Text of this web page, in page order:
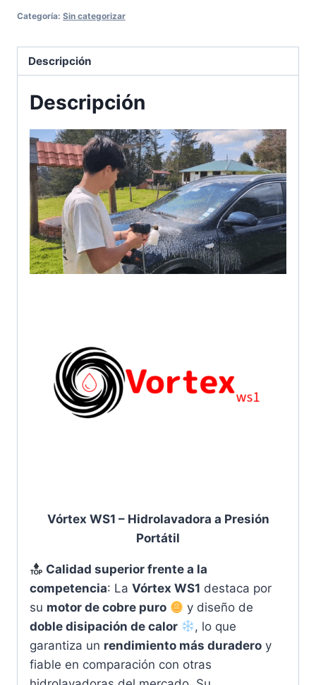
Categoría: Sin categorizar
Descripción
Descripción
Vórtex WS1 – Hidrolavadora a Presión
Portátil
Calidad superior frente a la
competencia: La Vórtex WS1 destaca por
su motor de cobre puro
y diseño de
doble disipación de calor
, lo que
garantiza un rendimiento más duradero y
fiable en comparación con otras